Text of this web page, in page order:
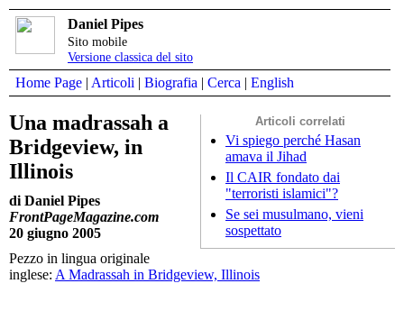
Daniel Pipes
Sito mobile
Versione classica del sito
Home Page | Articoli | Biografia | Cerca | English
Articoli correlati
Vi spiego perché Hasan
amava il Jihad
Il CAIR fondato dai
"terroristi islamici"?
Se sei musulmano, vieni
sospettato
Una madrassah a
Bridgeview, in
Illinois
di Daniel Pipes
FrontPageMagazine.com
20 giugno 2005
Pezzo in lingua originale
inglese: A Madrassah in Bridgeview, Illinois